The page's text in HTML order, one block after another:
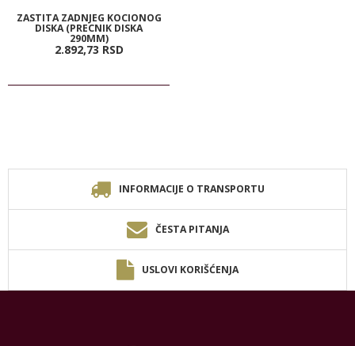
ZASTITA ZADNJEG KOCIONOG
DISKA (PRECNIK DISKA
290MM)
2.892,73 RSD
INFORMACIJE O TRANSPORTU
ČESTA PITANJA
USLOVI KORIŠĆENJA